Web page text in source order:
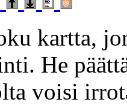
kartta,
He
voisi